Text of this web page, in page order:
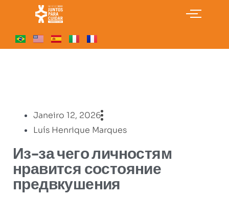
Janeiro 12, 2026
Luís Henrique Marques
Из-за чего личностям
нравится состояние
предвкушения